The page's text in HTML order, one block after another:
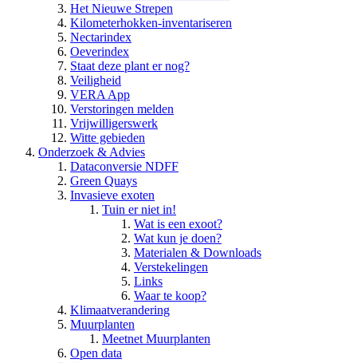
Het Nieuwe Strepen
Kilometerhokken-inventariseren
Nectarindex
Oeverindex
Staat deze plant er nog?
Veiligheid
VERA App
Verstoringen melden
Vrijwilligerswerk
Witte gebieden
Onderzoek & Advies
Dataconversie NDFF
Green Quays
Invasieve exoten
Tuin er niet in!
Wat is een exoot?
Wat kun je doen?
Materialen & Downloads
Verstekelingen
Links
Waar te koop?
Klimaatverandering
Muurplanten
Meetnet Muurplanten
Open data